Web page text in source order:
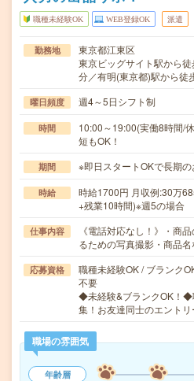
職種未経験OK WEB登録OK 派遣
勤務地
東京都江東区
東京ビッグサイト駅から
分／有明(東京都)駅から徒
曜日頻度 週4～5日シフト制
時間
10:00～19:00(実働8時間/
短もOK！
期間 ※即日スタートOKで長期
時給
時給1700円 月収例:30万
+残業10時間)※週5の場合
仕事内容
《電話対応なし！》・商
るための写真撮影・商品
応募資格
職種未経験OK / ブランク
不要
◆未経験&ブランクOK！
集！お友達同士のエント
職場の雰囲気
年齢層